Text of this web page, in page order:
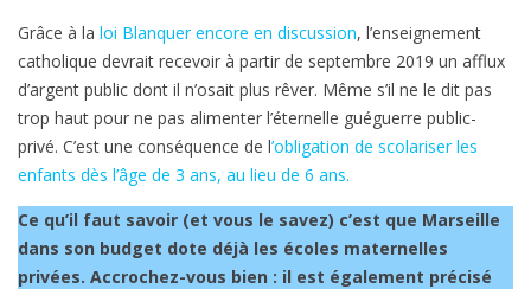
Grâce à la loi Blanquer encore en discussion, l’enseignement
catholique devrait recevoir à partir de septembre 2019 un afflux
d’argent public dont il n’osait plus rêver. Même s’il ne le dit pas
trop haut pour ne pas alimenter l’éternelle guéguerre public-
privé. C’est une conséquence de l’obligation de scolariser les
enfants dès l’âge de 3 ans, au lieu de 6 ans.
Ce qu’il faut savoir (et vous le savez) c’est que Marseille
dans son budget dote déjà les écoles maternelles
privées. Accrochez-vous bien : il est également précisé